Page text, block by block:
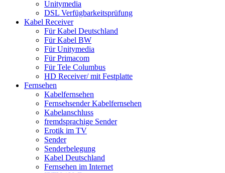
Unitymedia
DSL Verfügbarkeitsprüfung
Kabel Receiver
Für Kabel Deutschland
Für Kabel BW
Für Unitymedia
Für Primacom
Für Tele Columbus
HD Receiver/ mit Festplatte
Fernsehen
Kabelfernsehen
Fernsehsender Kabelfernsehen
Kabelanschluss
fremdsprachige Sender
Erotik im TV
Sender
Senderbelegung
Kabel Deutschland
Fernsehen im Internet